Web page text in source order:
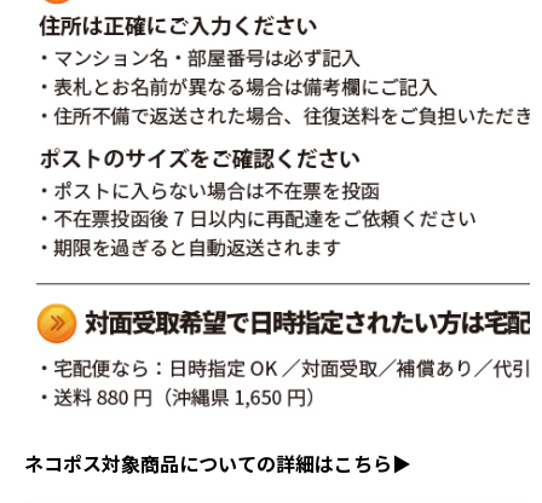
ネコポス対象商品についての詳細はこちら▶